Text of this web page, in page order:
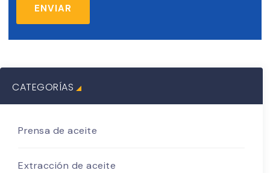
CATEGORÍAS
Prensa de aceite
Extracción de aceite